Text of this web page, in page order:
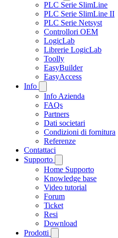
PLC Serie SlimLine
PLC Serie SlimLine II
PLC Serie Netsyst
Controllori OEM
LogicLab
Librerie LogicLab
Toolly
EasyBuilder
EasyAccess
Info
Info Azienda
FAQs
Partners
Dati societari
Condizioni di fornitura
Referenze
Contattaci
Supporto
Home Supporto
Knowledge base
Video tutorial
Forum
Ticket
Resi
Download
Prodotti